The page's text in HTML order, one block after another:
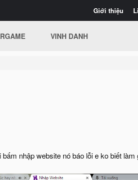
Giới thiệu
VINH DANH
nhập website nó báo lỗi e ko biết làm